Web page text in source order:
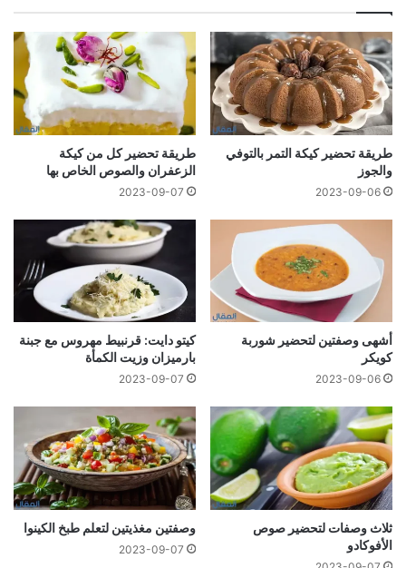
طريقة تحضير كيكة التمر بالتوفي
والجوز
2023-09-06
طريقة تحضير كل من كيكة
الزعفران والصوص الخاص بها
2023-09-07
أشهى وصفتين لتحضير شوربة
كويكر
2023-09-06
كيتو دايت: قرنبيط مهروس مع جبنة
بارميزان وزيت الكمأة
2023-09-07
ثلاث وصفات لتحضير صوص
الأفوكادو
وصفتين مغذيتين لتعلم طبخ الكينوا
2023-09-07